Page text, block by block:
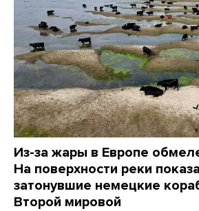
Из-за жары в Европе
На поверхности реки
затонувшие немецкие
Второй мировой